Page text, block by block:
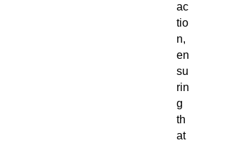
ac
tio
n,
en
su
rin
g
th
at